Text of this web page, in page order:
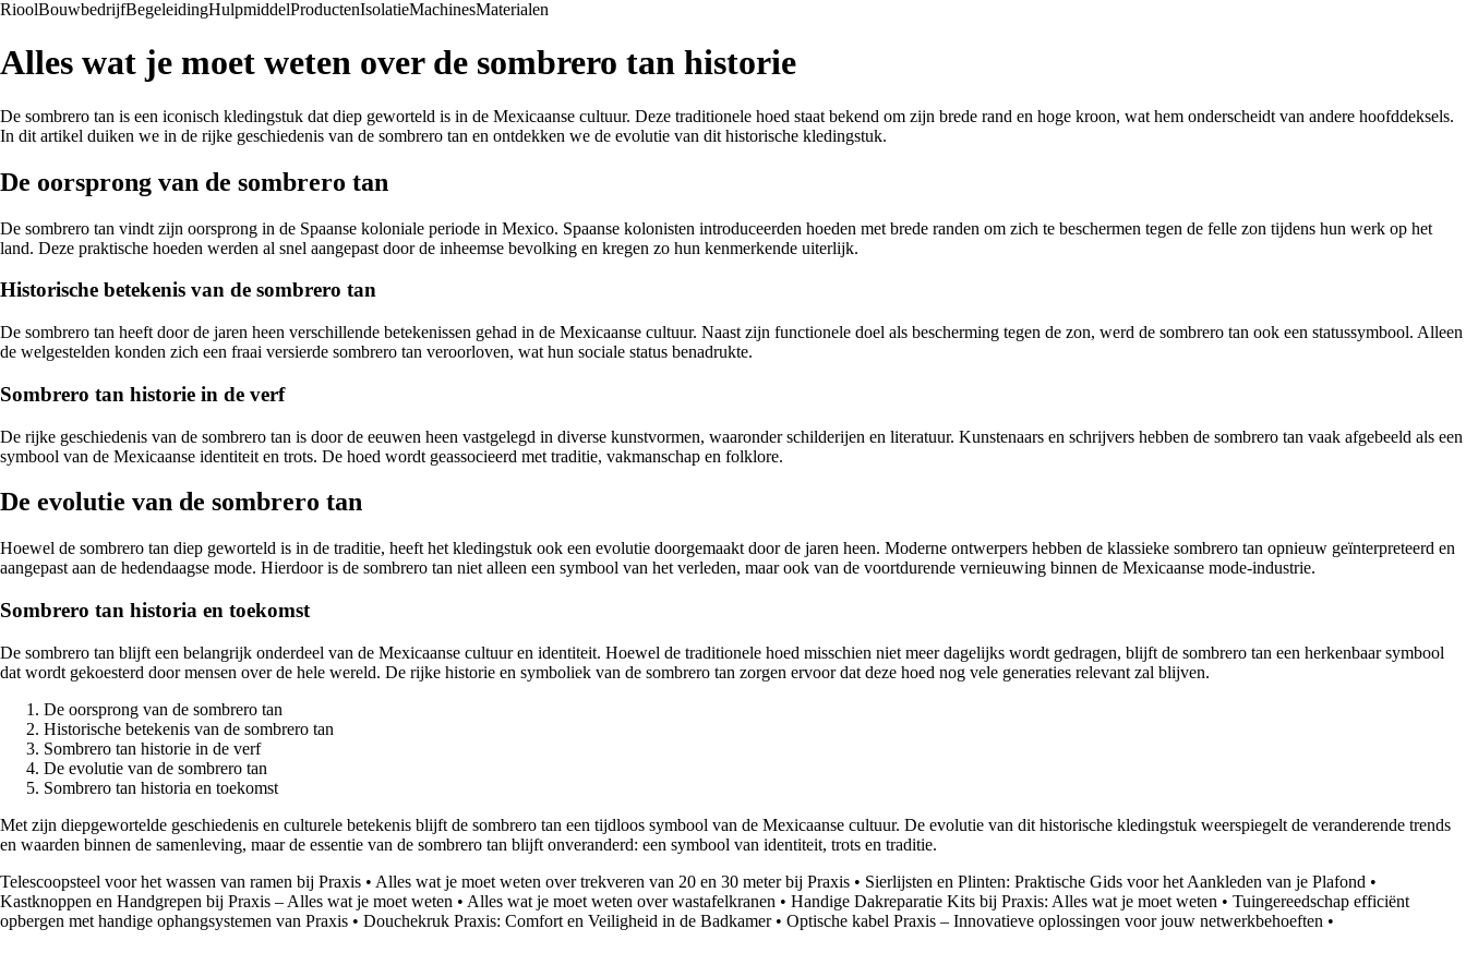
RioolBouwbedrijfBegeleidingHulpmiddelProductenIsolatieMachinesMaterialen
Alles wat je moet weten over de sombrero tan historie
De sombrero tan is een iconisch kledingstuk dat diep geworteld is in de Mexicaanse cultuur. Deze traditionele hoed staat bekend om zijn brede rand en hoge kroon, wat hem onderscheidt van andere hoofddeksels.
In dit artikel duiken we in de rijke geschiedenis van de sombrero tan en ontdekken we de evolutie van dit historische kledingstuk.
De oorsprong van de sombrero tan
De sombrero tan vindt zijn oorsprong in de Spaanse koloniale periode in Mexico. Spaanse kolonisten introduceerden hoeden met brede randen om zich te beschermen tegen de felle zon tijdens hun werk op het
land. Deze praktische hoeden werden al snel aangepast door de inheemse bevolking en kregen zo hun kenmerkende uiterlijk.
Historische betekenis van de sombrero tan
De sombrero tan heeft door de jaren heen verschillende betekenissen gehad in de Mexicaanse cultuur. Naast zijn functionele doel als bescherming tegen de zon, werd de sombrero tan ook een statussymbool. Alleen
de welgestelden konden zich een fraai versierde sombrero tan veroorloven, wat hun sociale status benadrukte.
Sombrero tan historie in de verf
De rijke geschiedenis van de sombrero tan is door de eeuwen heen vastgelegd in diverse kunstvormen, waaronder schilderijen en literatuur. Kunstenaars en schrijvers hebben de sombrero tan vaak afgebeeld als een
symbool van de Mexicaanse identiteit en trots. De hoed wordt geassocieerd met traditie, vakmanschap en folklore.
De evolutie van de sombrero tan
Hoewel de sombrero tan diep geworteld is in de traditie, heeft het kledingstuk ook een evolutie doorgemaakt door de jaren heen. Moderne ontwerpers hebben de klassieke sombrero tan opnieuw geïnterpreteerd en
aangepast aan de hedendaagse mode. Hierdoor is de sombrero tan niet alleen een symbool van het verleden, maar ook van de voortdurende vernieuwing binnen de Mexicaanse mode-industrie.
Sombrero tan historia en toekomst
De sombrero tan blijft een belangrijk onderdeel van de Mexicaanse cultuur en identiteit. Hoewel de traditionele hoed misschien niet meer dagelijks wordt gedragen, blijft de sombrero tan een herkenbaar symbool
dat wordt gekoesterd door mensen over de hele wereld. De rijke historie en symboliek van de sombrero tan zorgen ervoor dat deze hoed nog vele generaties relevant zal blijven.
De oorsprong van de sombrero tan
Historische betekenis van de sombrero tan
Sombrero tan historie in de verf
De evolutie van de sombrero tan
Sombrero tan historia en toekomst
Met zijn diepgewortelde geschiedenis en culturele betekenis blijft de sombrero tan een tijdloos symbool van de Mexicaanse cultuur. De evolutie van dit historische kledingstuk weerspiegelt de veranderende trends
en waarden binnen de samenleving, maar de essentie van de sombrero tan blijft onveranderd: een symbool van identiteit, trots en traditie.
Telescoopsteel voor het wassen van ramen bij Praxis • Alles wat je moet weten over trekveren van 20 en 30 meter bij Praxis • Sierlijsten en Plinten: Praktische Gids voor het Aankleden van je Plafond •
Kastknoppen en Handgrepen bij Praxis – Alles wat je moet weten • Alles wat je moet weten over wastafelkranen • Handige Dakreparatie Kits bij Praxis: Alles wat je moet weten • Tuingereedschap efficiënt
opbergen met handige ophangsystemen van Praxis • Douchekruk Praxis: Comfort en Veiligheid in de Badkamer• Optische kabel Praxis – Innovatieve oplossingen voor jouw netwerkbehoeften •